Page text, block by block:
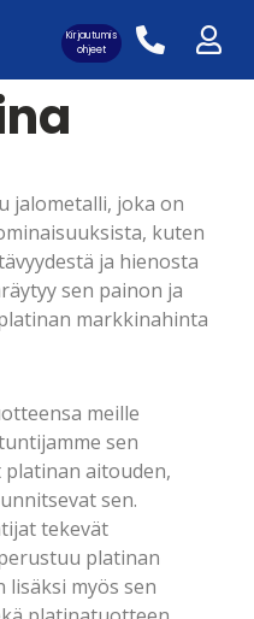
Kirjautumis
ohjeet
Asiakaskirjautuminen:
jalometalli, joka on
kuten
ja hienosta
sen painon ja
markkinahinta
meille
sen
aitouden,
sen.
tekevät
platinan
myös sen